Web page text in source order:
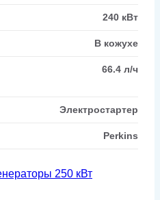
240 кВт
В кожухе
66.4 л/ч
Электростартер
Perkins
250 кВт